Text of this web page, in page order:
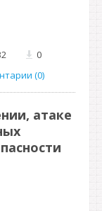
0
(0)
атаке